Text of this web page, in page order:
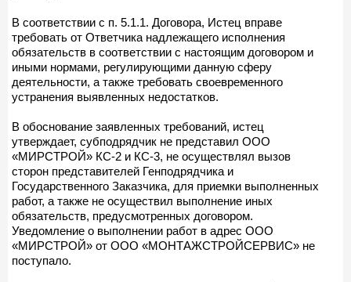
В соответствии с п. 5.1.1. Договора, Истец вправе
требовать от Ответчика надлежащего исполнения
обязательств в соответствии с настоящим договором и
иными нормами, регулирующими данную сферу
деятельности, а также требовать своевременного
устранения выявленных недостатков.
В обоснование заявленных требований, истец
утверждает, субподрядчик не представил ООО
«МИРСТРОЙ» КС-2 и КС-3, не осуществлял вызов
сторон представителей Генподрядчика и
Государственного Заказчика, для приемки выполненных
работ, а также не осуществил выполнение иных
обязательств, предусмотренных договором.
Уведомление о выполнении работ в адрес ООО
«МИРСТРОЙ» от ООО «МОНТАЖСТРОЙСЕРВИС» не
поступало.